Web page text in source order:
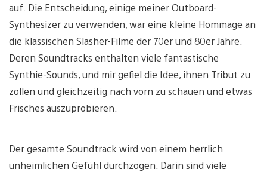
auf. Die Entscheidung, einige meiner Outboard-
Synthesizer zu verwenden, war eine kleine Hommage an
die klassischen Slasher-Filme der 70er und 80er Jahre.
Deren Soundtracks enthalten viele fantastische
Synthie-Sounds, und mir gefiel die Idee, ihnen Tribut zu
zollen und gleichzeitig nach vorn zu schauen und etwas
Frisches auszuprobieren.
Der gesamte Soundtrack wird von einem herrlich
unheimlichen Gefühl durchzogen. Darin sind viele